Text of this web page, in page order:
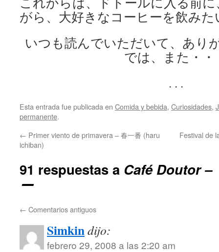
がら、大好きなコーヒーを飲み
いつも読んでいただいて、あり
では、また・・
. . .
Esta entrada fue publicada en Comida y bebida, Curiosidades,
permanente.
← Primer viento de primavera – 春一番 (haru
ichiban)
Festival de
91 respuestas a Café Doutor –
ー
← Comentarios antiguos
Simkindijo:
febrero 29, 2008 a las 2:20 am